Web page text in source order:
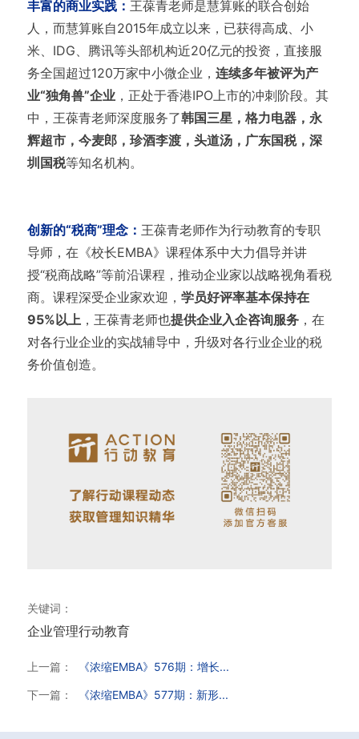
丰富的商业实践： 王葆青老师是慧算账的联合创始
人，而慧算账自2015年成立以来，已获得高成、小
米、IDG、腾讯等头部机构近20亿元的投资，直接服
务全国超过120万家中小微企业， 连续多年被评为产
业“独角兽”企业，正处于香港IPO上市的冲刺阶段。其
中，王葆青老师深度服务了韩国三星，格力电器，永
辉超市，今麦郎，珍酒李渡，头道汤，广东国税，深
圳国税等知名机构。
创新的“税商”理念： 王葆青老师作为行动教育的专职
导师，在《校长EMBA》课程体系中大力倡导并讲
授“税商战略”等前沿课程，推动企业家以战略视角看税
商。课程深受企业家欢迎， 学员好评率基本保持在
95%以上，王葆青老师也提供企业入企咨询服务，在
对各行业企业的实战辅导中，升级对各行业企业的税
务价值创造。
关键词：
企业管理行动教育
上一篇： 《浓缩EMBA》576期：增长...
下一篇： 《浓缩EMBA》577期：新形...